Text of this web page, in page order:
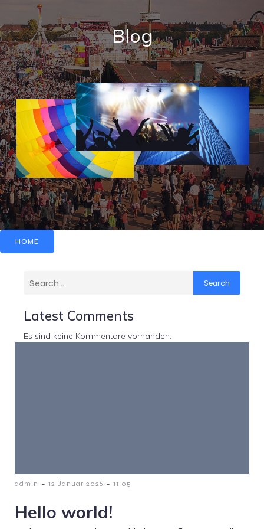
Blog
HOME
Search
Latest Comments
Es sind keine Kommentare vorhanden.
admin - 12 Januar 2026 - 11:05
Hello world!